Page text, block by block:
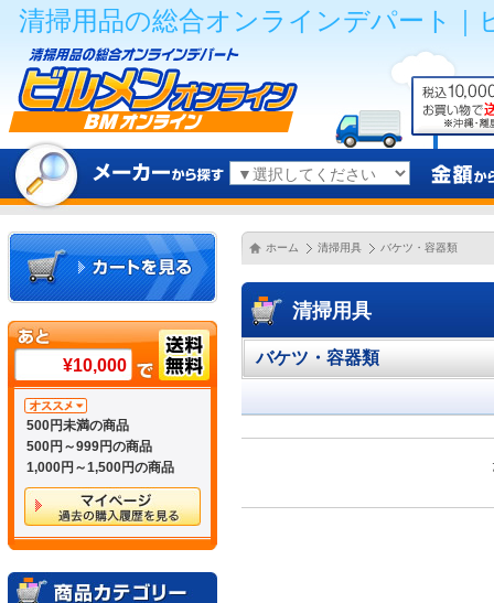
清掃用品の総合オンラインデパート
ホーム 清掃用具 バケツ・容器類
清掃用具
バケツ・容器類
¥10,000
500円未満の商品
500円～999円の商品
1,000円～1,500円の商品